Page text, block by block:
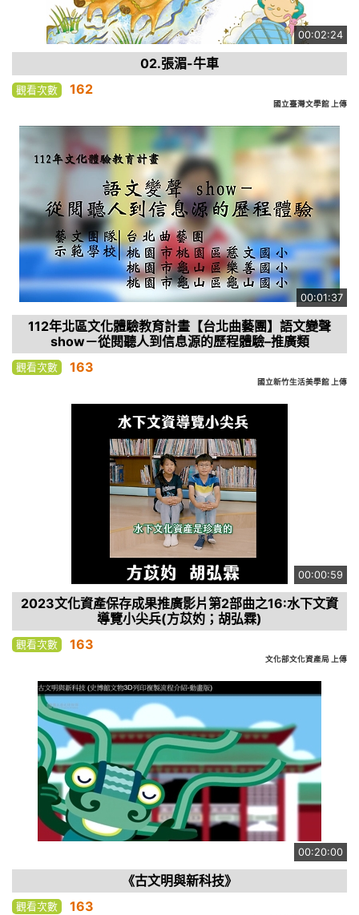
00:02:24
02.張湄-牛車
觀看次數 162
國立臺灣文學館 上傳
00:01:37
112年北區文化體驗教育計畫【台北曲藝團】語文變聲
show－從閱聽人到信息源的歷程體驗–推廣類
觀看次數 163
國立新竹生活美學館 上傳
00:00:59
2023文化資產保存成果推廣影片第2部曲之16:水下文資
導覽小尖兵(方苡妁；胡弘霖)
觀看次數 163
文化部文化資產局 上傳
00:20:00
《古文明與新科技》
觀看次數 163